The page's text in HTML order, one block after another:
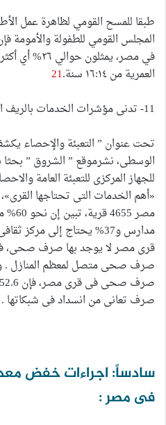
في مصر،
العمرية من ١٦:١٤ سنة.
21
11- تدنى مؤشرات الخدمات بالريف المصري :
تحت عنوان ” التعبئة والإحصاء
للجهاز المركزى للتعبئة العامة
«أهم الخدمات التى تحتاجها
مصر
صرف صحى متصل لمعظم المنازل .
صرف تعانى من انسداد فى شبكاتها .
سادساً: اجراءات خفض
فى مصر :